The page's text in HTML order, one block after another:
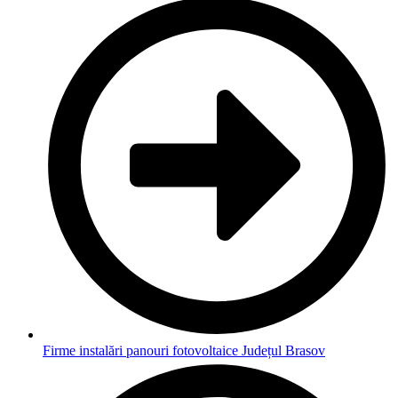
Firme instalări panouri fotovoltaice Județul Brasov